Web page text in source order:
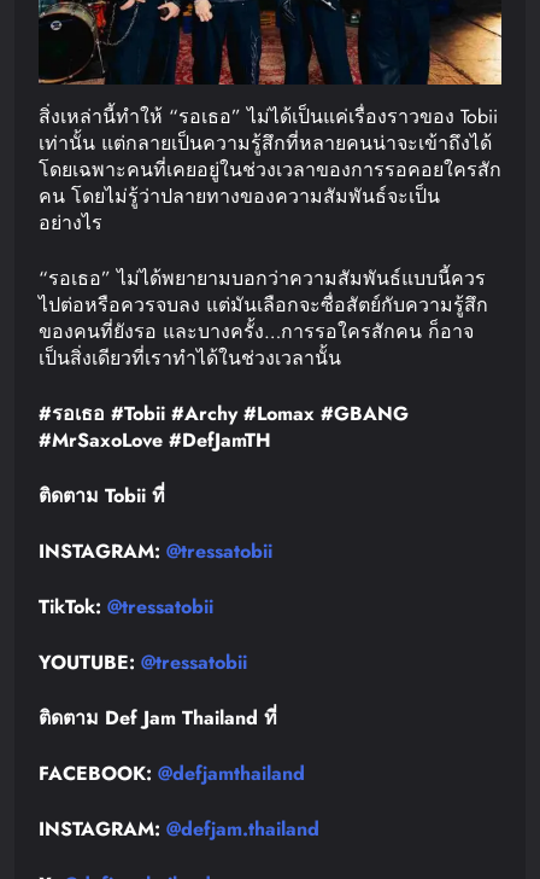
สิ่งเหล่านี้ทำให้ “รอเธอ” ไม่ได้เป็นแค่เรื่องราวของ Tobii
เท่านั้น แต่กลายเป็นความรู้สึกที่หลายคนน่าจะเข้าถึงได้
โดยเฉพาะคนที่เคยอยู่ในช่วงเวลาของการรอคอยใครสัก
คน โดยไม่รู้ว่าปลายทางของความสัมพันธ์จะเป็น
อย่างไร
“รอเธอ” ไม่ได้พยายามบอกว่าความสัมพันธ์แบบนี้ควร
ไปต่อหรือควรจบลง แต่มันเลือกจะซื่อสัตย์กับความรู้สึก
ของคนที่ยังรอ และบางครั้ง…การรอใครสักคน ก็อาจ
เป็นสิ่งเดียวที่เราทำได้ในช่วงเวลานั้น
#รอเธอ #Tobii #Archy #Lomax #GBANG
#MrSaxoLove #DefJamTH
ติดตาม Tobii ที่
INSTAGRAM: @tressatobii
TikTok: @tressatobii
YOUTUBE: @tressatobii
ติดตาม Def Jam Thailand ที่
FACEBOOK: @defjamthailand
INSTAGRAM: @defjam.thailand